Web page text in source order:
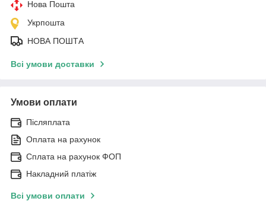
Нова Пошта
Укрпошта
НОВА ПОШТА
Всі умови доставки
Умови оплати
Післяплата
Оплата на рахунок
Сплата на рахунок ФОП
Накладний платіж
Всі умови оплати